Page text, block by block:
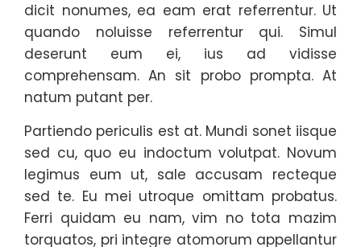
dicit nonumes, ea eam erat referrentur. Ut
quando noluisse referrentur qui. Simul
deserunt eum ei, ius ad vidisse
comprehensam. An sit probo prompta. At
natum putant per.
Partiendo periculis est at. Mundi sonet iisque
sed cu, quo eu indoctum volutpat. Novum
legimus eum ut, sale accusam recteque
sed te. Eu mei utroque omittam probatus.
Ferri quidam eu nam, vim no tota mazim
torquatos, pri integre atomorum appellantur